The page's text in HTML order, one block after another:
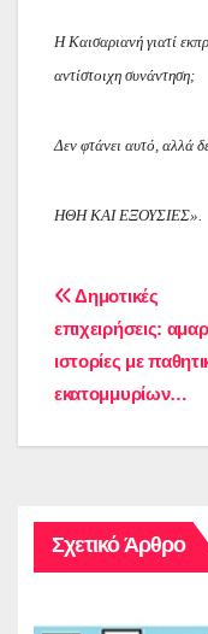
Η Καισαριανή γιατί
αντίστοιχη συνάντηση;
Δεν φτάνει αυτό, αλλά
ΗΘΗ ΚΑΙ ΕΞΟΥΣΙΕΣ».
άρθρων
Δημοτικές
επιχειρήσεις:
ιστορίες με
εκατομμυρίων…
Σχετικό Άρθρο